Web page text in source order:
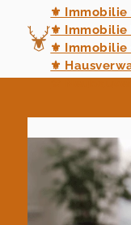
⚜ Immobilie
⚜ Immobilie
⚜ Immobilie
⚜